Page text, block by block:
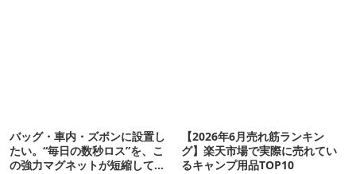
バッグ・車内・ズボンに設置し
たい。“毎日の数秒ロス”を、こ
の強力マグネットが短縮してく
【2026年6月売れ筋ランキン
グ】楽天市場で実際に売れてい
るキャンプ用品TOP10